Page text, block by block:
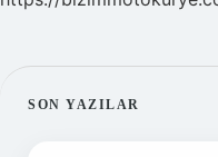
SIDEBAR
SON YAZILAR